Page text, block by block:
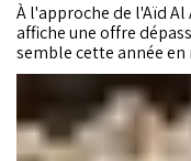
À l'approche de l'Aïd
affiche une offre
semble cette année
demande observée
les fermes d’élevage